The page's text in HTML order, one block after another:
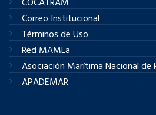
Correo Institucional
Términos de Uso
Red MAMLa
Asociación Marítima Nacional de
APADEMAR